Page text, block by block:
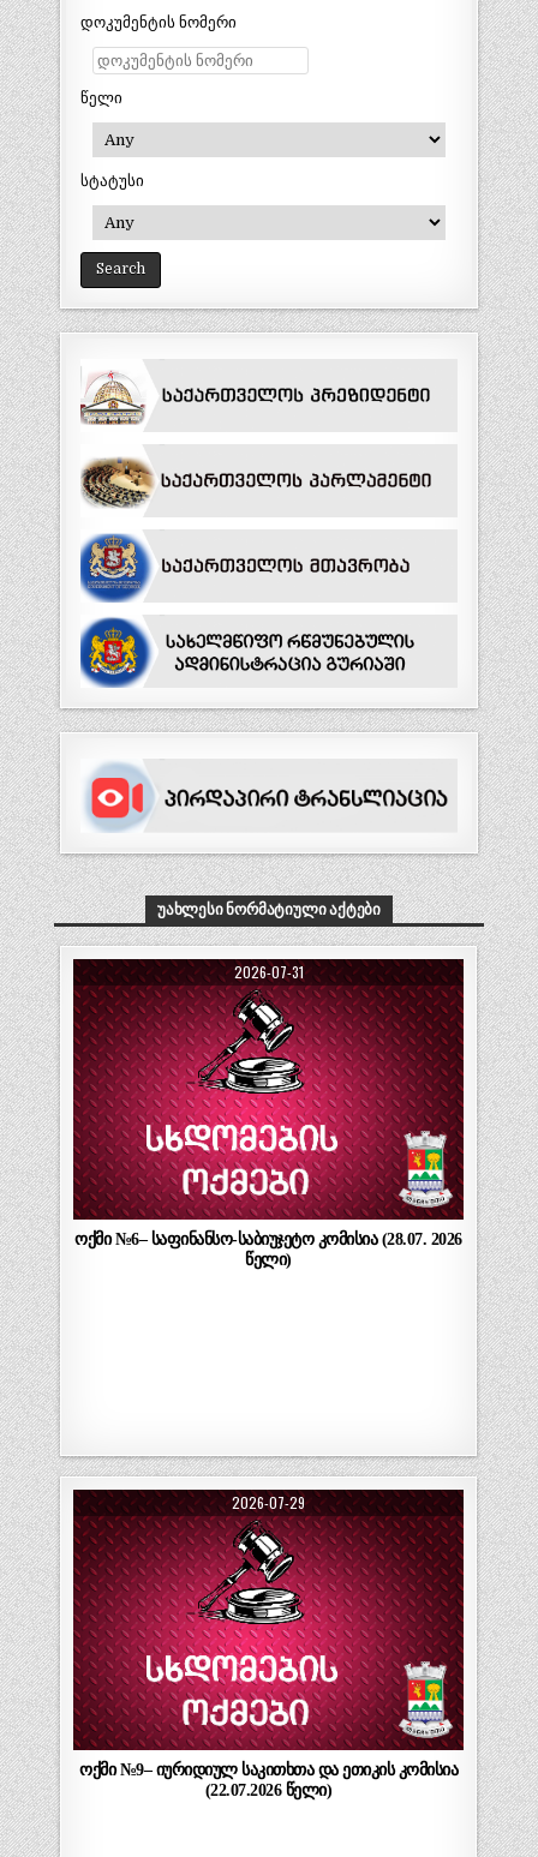
დოკუმენტის ნომერი
წელი
სტატუსი
ᲣᲐᲮᲚᲔᲡᲘ ᲜᲝᲠᲛᲐᲢᲘᲣᲚᲘ ᲐᲥᲢᲔᲑᲘ
2026-07-31
ოქმი №6– საფინანსო-საბიუჯეტო კომისია (28.07. 2026
წელი)
2026-07-29
ოქმი №9– იურიდიულ საკითხთა და ეთიკის კომისია
(22.07.2026 წელი)